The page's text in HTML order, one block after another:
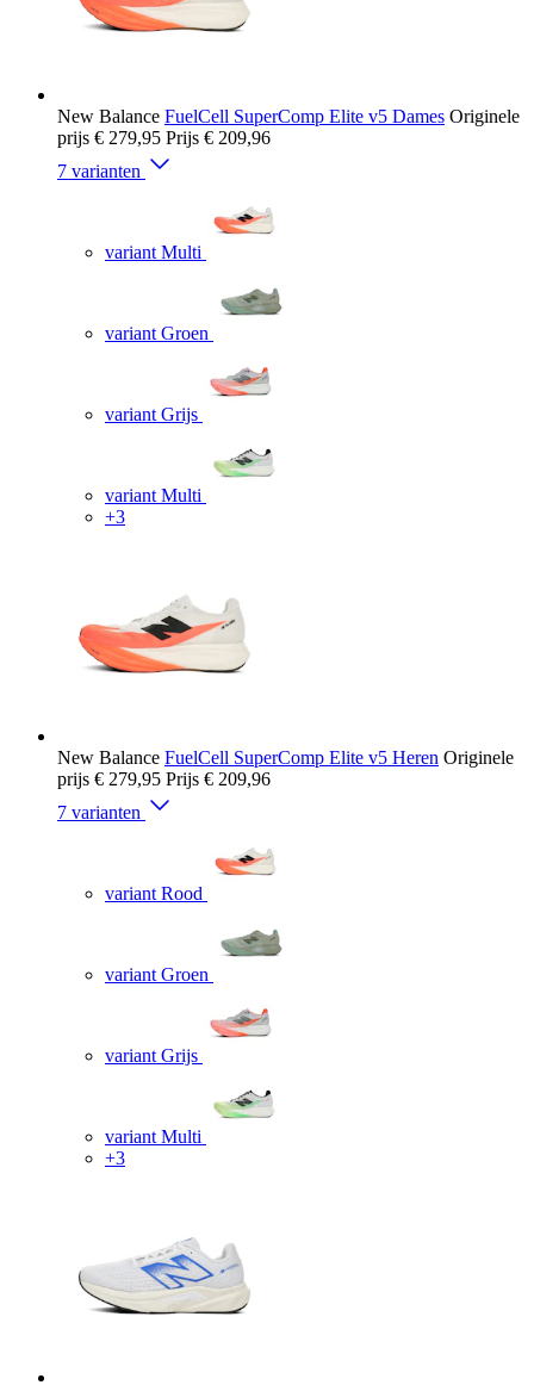
New Balance FuelCell SuperComp Elite v5 Dames Originele
prijs € 279,95 Prijs € 209,96
7 varianten
variant Multi
variant Groen
variant Grijs
variant Multi
+3
New Balance FuelCell SuperComp Elite v5 Heren Originele
prijs € 279,95 Prijs € 209,96
7 varianten
variant Rood
variant Groen
variant Grijs
variant Multi
+3